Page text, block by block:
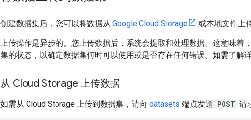
创建数据集后，您可以将数据从 Google Cloud Storage 或本地文件上
上传操作是异步的。您上传数据后，系统会提取和处理数据。这意味着
集的状态，以确定数据集何时可以使用或是否存在任何错误。如需了解
从 Cloud Storage 上传数据
如需从 Cloud Storage 上传到数据集，请向 datasets 端点发送 POST 请